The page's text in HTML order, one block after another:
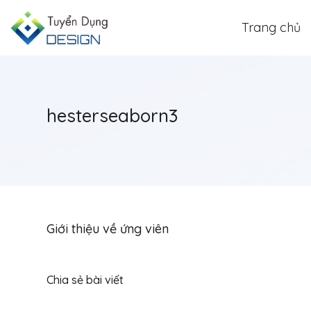
Trang chủ
hesterseaborn3
Giới thiệu về ứng viên
Chia sẻ bài viết